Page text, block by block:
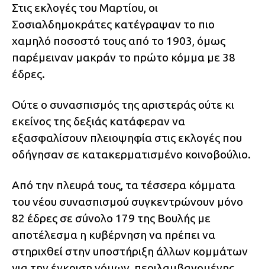
Στις εκλογές του Μαρτίου, οι
Σοσιαλδημοκράτες κατέγραψαν το πιο
χαμηλό ποσοστό τους από το 1903, όμως
παρέμειναν μακράν το πρώτο κόμμα με 38
έδρες.
Ούτε ο συνασπισμός της αριστεράς ούτε κι
εκείνος της δεξιάς κατάφεραν να
εξασφαλίσουν πλειοψηφία στις εκλογές που
οδήγησαν σε κατακερματισμένο κοινοβούλιο.
Από την πλευρά τους, τα τέσσερα κόμματα
του νέου συνασπισμού συγκεντρώνουν μόνο
82 έδρες σε σύνολο 179 της Βουλής με
αποτέλεσμα η κυβέρνηση να πρέπει να
στηριχθεί στην υποστήριξη άλλων κομμάτων